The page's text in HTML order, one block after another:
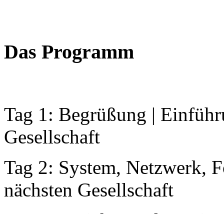
Das Programm
Tag 1: Begrüßung |
Gesellschaft
Tag 2: System, Netzwerk,
nächsten Gesellschaft